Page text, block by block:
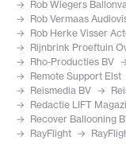
Rob Wiegers
Rob Vermaas
Rob Herke Visser
Rijnbrink Proeftuin
Rho-Producties BV
Remote Support Elst
Reismedia BV
Redactie LIFT
Recover Ballooning
RayFlight